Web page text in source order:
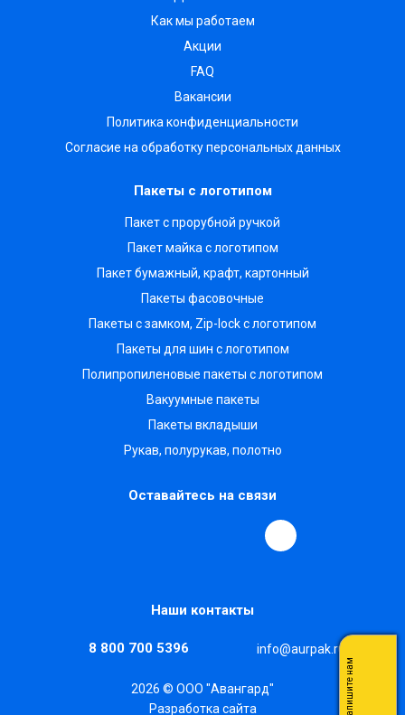
Как мы работаем
Акции
FAQ
Вакансии
Политика конфиденциальности
Согласие на обработку персональных данных
Пакеты с логотипом
Пакет с прорубной ручкой
Пакет майка с логотипом
Пакет бумажный, крафт, картонный
Пакеты фасовочные
Пакеты с замком, Zip-lock с логотипом
Пакеты для шин с логотипом
Полипропиленовые пакеты с логотипом
Вакуумные пакеты
Пакеты вкладыши
Рукав, полурукав, полотно
Оставайтесь на связи
Наши контакты
8 800 700 5396 info@aurpak.ru
2026 © ООО "Авангард"
Разработка сайта
Напишите нам